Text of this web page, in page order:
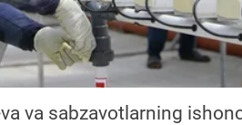
va sabzavotlarning